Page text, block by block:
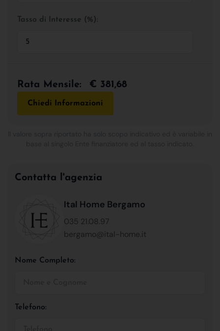
Tasso di Interesse (%):
Rata Mensile: € 381,68
Chiedi Informazioni
Contatta l'agenzia
Ital Home Bergamo
035 21.08.97
bergamo@ital-home.it
Nome Completo:
Telefono: